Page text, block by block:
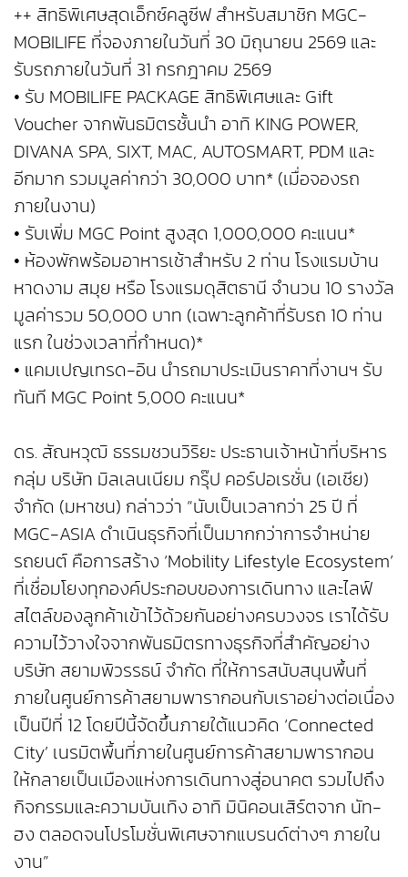
++ สิทธิพิเศษสุดเอ็กซ์คลูซีฟ สำหรับสมาชิก MGC-
MOBILIFE ที่จองภายในวันที่ 30 มิถุนายน 2569 และ
รับรถภายในวันที่ 31 กรกฎาคม 2569
• รับ MOBILIFE PACKAGE สิทธิพิเศษและ Gift
Voucher จากพันธมิตรชั้นนำ อาทิ KING POWER,
DIVANA SPA, SIXT, MAC, AUTOSMART, PDM และ
อีกมาก รวมมูลค่ากว่า 30,000 บาท* (เมื่อจองรถ
ภายในงาน)
• รับเพิ่ม MGC Point สูงสุด 1,000,000 คะแนน*
• ห้องพักพร้อมอาหารเช้าสำหรับ 2 ท่าน โรงแรมบ้าน
หาดงาม สมุย หรือ โรงแรมดุสิตธานี จำนวน 10 รางวัล
มูลค่ารวม 50,000 บาท (เฉพาะลูกค้าที่รับรถ 10 ท่าน
แรก ในช่วงเวลาที่กำหนด)*
• แคมเปญเทรด-อิน นำรถมาประเมินราคาที่งานฯ รับ
ทันที MGC Point 5,000 คะแนน*
ดร. สัณหวุฒิ ธรรมชวนวิริยะ ประธานเจ้าหน้าที่บริหาร
กลุ่ม บริษัท มิลเลนเนียม กรุ๊ป คอร์ปอเรชั่น (เอเชีย)
จำกัด (มหาชน) กล่าวว่า “นับเป็นเวลากว่า 25 ปี ที่
MGC-ASIA ดำเนินธุรกิจที่เป็นมากกว่าการจำหน่าย
รถยนต์ คือการสร้าง ‘Mobility Lifestyle Ecosystem’
ที่เชื่อมโยงทุกองค์ประกอบของการเดินทาง และไลฟ์
สไตล์ของลูกค้าเข้าไว้ด้วยกันอย่างครบวงจร เราได้รับ
ความไว้วางใจจากพันธมิตรทางธุรกิจที่สำคัญอย่าง
บริษัท สยามพิวรรธน์ จำกัด ที่ให้การสนับสนุนพื้นที่
ภายในศูนย์การค้าสยามพารากอนกับเราอย่างต่อเนื่อง
เป็นปีที่ 12 โดยปีนี้จัดขึ้นภายใต้แนวคิด ‘Connected
City’ เนรมิตพื้นที่ภายในศูนย์การค้าสยามพารากอน
ให้กลายเป็นเมืองแห่งการเดินทางสู่อนาคต รวมไปถึง
กิจกรรมและความบันเทิง อาทิ มินิคอนเสิร์ตจาก นัท-
ฮง ตลอดจนโปรโมชั่นพิเศษจากแบรนด์ต่างๆ ภายใน
งาน”